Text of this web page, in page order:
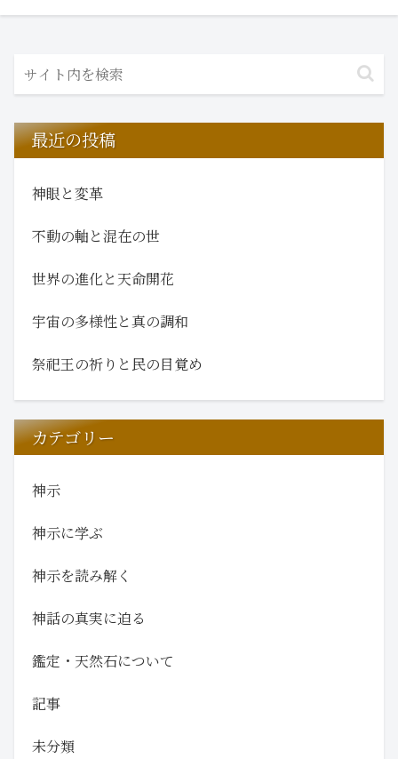
最近の投稿
神眼と変革
不動の軸と混在の世
世界の進化と天命開花
宇宙の多様性と真の調和
祭祀王の祈りと民の目覚め
カテゴリー
神示
神示に学ぶ
神示を読み解く
神話の真実に迫る
鑑定・天然石について
記事
未分類